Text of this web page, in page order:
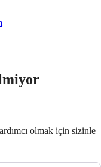
olmak için sizinle